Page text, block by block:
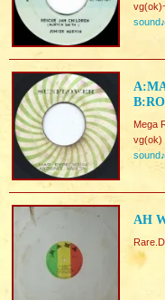
sound♪
Mega
vg(ok)
sound♪
AH